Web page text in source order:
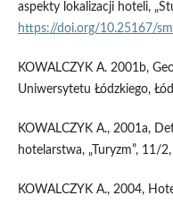
aspekty lokalizacji hoteli,
https://doi.org/10.25167/
KOWALCZYK A. 2001b,
Uniwersytetu Łódzkiego,
KOWALCZYK A., 2001a,
hotelarstwa, „Turyzm”, 11/
KOWALCZYK A., 2004,